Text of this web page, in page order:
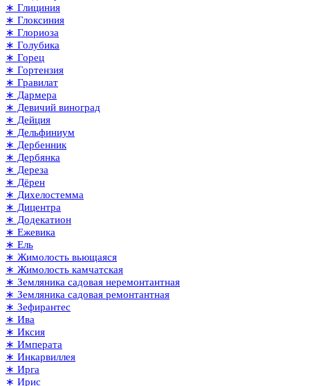
∗ Глициния
∗ Глоксиния
∗ Глориоза
∗ Голубика
∗ Горец
∗ Гортензия
∗ Гравилат
∗ Дармера
∗ Девичий виноград
∗ Дейция
∗ Дельфиниум
∗ Дербенник
∗ Дербянка
∗ Дереза
∗ Дёрен
∗ Дихелостемма
∗ Дицентра
∗ Додекатион
∗ Ежевика
∗ Ель
∗ Жимолость вьющаяся
∗ Жимолость камчатская
∗ Земляника садовая неремонтантная
∗ Земляника садовая ремонтантная
∗ Зефирантес
∗ Ива
∗ Иксия
∗ Императа
∗ Инкарвиллея
∗ Ирга
∗ Ирис